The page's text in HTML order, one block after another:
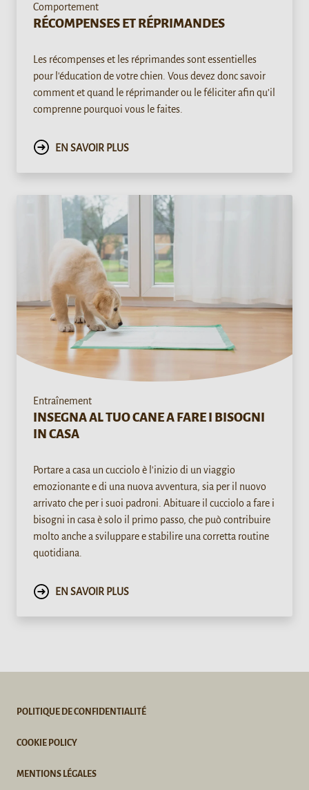
Comportement
RÉCOMPENSES ET RÉPRIMANDES
Les récompenses et les réprimandes sont essentielles
pour l'éducation de votre chien. Vous devez donc savoir
comment et quand le réprimander ou le féliciter afin qu’il
comprenne pourquoi vous le faites.
EN SAVOIR PLUS
Entraînement
INSEGNA AL TUO CANE A FARE I BISOGNI
IN CASA
Portare a casa un cucciolo è l'inizio di un viaggio
emozionante e di una nuova avventura, sia per il nuovo
arrivato che per i suoi padroni. Abituare il cucciolo a fare i
bisogni in casa è solo il primo passo, che può contribuire
molto anche a sviluppare e stabilire una corretta routine
quotidiana.
EN SAVOIR PLUS
POLITIQUE DE CONFIDENTIALITÉ
COOKIE POLICY
MENTIONS LÉGALES